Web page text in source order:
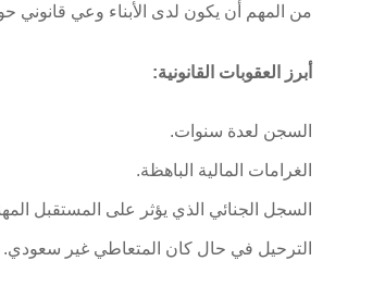
من المهم أن يكون لدى الأبناء وعي قانوني
أبرز العقوبات القانونية:
السجن لعدة سنوات.
الغرامات المالية الباهظة.
السجل الجنائي الذي يؤثر على المستقبل
الترحيل في حال كان المتعاطي غير سعودي.